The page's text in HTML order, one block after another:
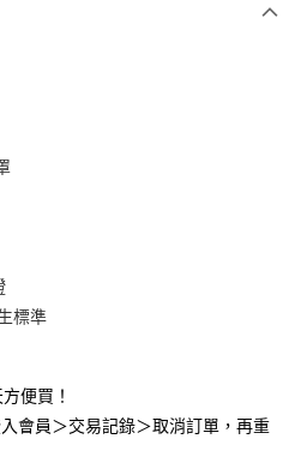
才付款」的支付方式。 讓您購物簡單
、不需儲值。
，即可結帳。
再付款。
標準
便買！
會員＞交易記錄＞取消訂單，再重